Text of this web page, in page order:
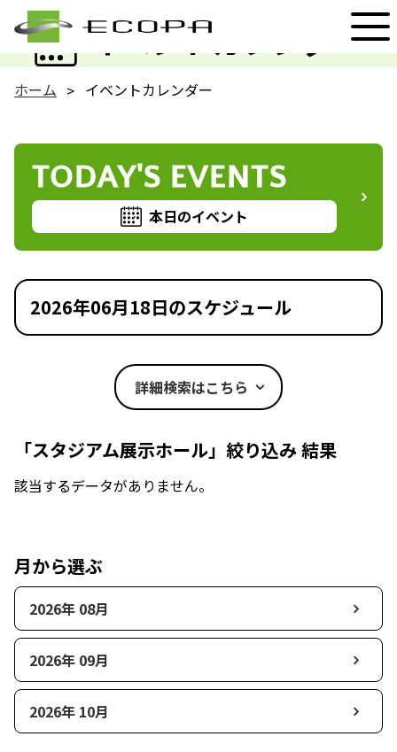
イベントカレンダー
EVENT
ホーム イベントカレンダー
TODAY'S EVENTS
本日のイベント
2026年06月18日のスケジュール
詳細検索はこちら
「スタジアム展示ホール」絞り込み 結果
該当するデータがありません。
月から選ぶ
2026年 08月
2026年 09月
2026年 10月